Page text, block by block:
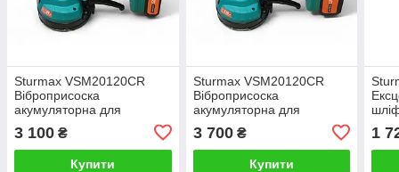
Sturmax VSM20120CR
Віброприсоска
акумуляторна для
Комплект АКБ 2АГ + З/П
3 100 ₴
Купити
Sturmax VSM20120CR
Віброприсоска
акумуляторна для
укладання плитки 20В АКБ
4АГ+З/П
3 700₴
Купити
без
1